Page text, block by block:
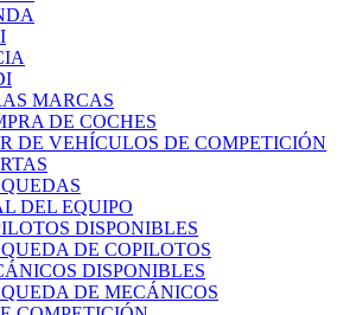
MARCAS
DE COCHES
DE VEHÍCULOS DE COMPETICIÓN
DEL EQUIPO
DISPONIBLES
DE COPILOTOS
DISPONIBLES
DE MECÁNICOS